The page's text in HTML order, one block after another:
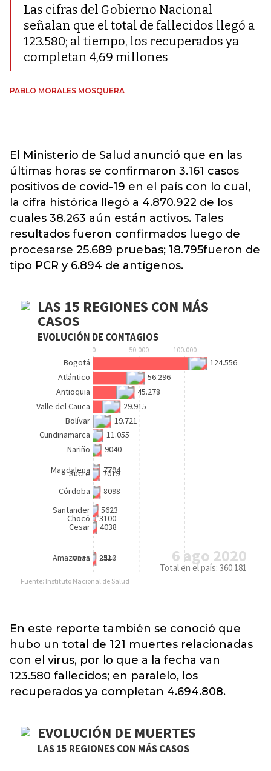
Las cifras del Gobierno Nacional
señalan que el total de fallecidos llegó a
123.580; al tiempo, los recuperados ya
completan 4,69 millones
PABLO MORALES MOSQUERA
El Ministerio de Salud anunció que en las
últimas horas se confirmaron 3.161 casos
positivos de covid-19 en el país con lo cual,
la cifra histórica llegó a 4.870.922 de los
cuales 38.263 aún están activos. Tales
resultados fueron confirmados luego de
procesarse 25.689 pruebas; 18.795fueron de
tipo PCR y 6.894 de antígenos.
En este reporte también se conoció que
hubo un total de 121 muertes relacionadas
con el virus, por lo que a la fecha van
123.580 fallecidos; en paralelo, los
recuperados ya completan 4.694.808.